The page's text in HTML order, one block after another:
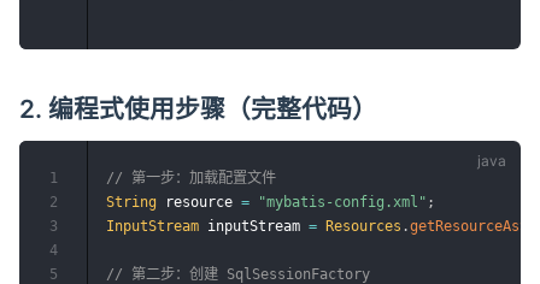
2. 编程式使用步骤（完整代码）
// 第一步：加载配置文件
String resource = "mybatis-config.xml" ;
InputStream inputStream = Resources .
// 第二步：创建 SqlSessionFactory
1
2
3
4
5